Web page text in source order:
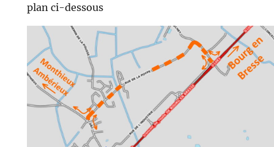
plan ci-dessous